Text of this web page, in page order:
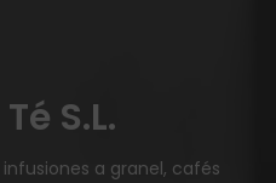
S.L.
a granel, cafés